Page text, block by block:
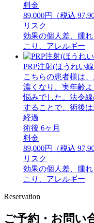
料金
89,000円（税込
リスク
効果の個人差、腫
こり、アレルギー
PRP注射(ほうれい
こちらの患者様は
濃くなり、実年齢
悩みでした。法令
することで、術後
経過
術後 6ヶ月
料金
89,000円（税込
リスク
効果の個人差、腫
こり、アレルギー
Reservation
ご予約・お問い